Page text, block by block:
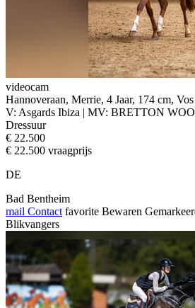
videocam
Hannoveraan, Merrie, 4 Jaar, 174 cm, Vos
V: Asgards Ibiza | MV: BRETTON
Dressuur
€ 22.500
€ 22.500 vraagprijs
DE
Bad Bentheim
mail Contact favorite Bewaren
Blikvangers